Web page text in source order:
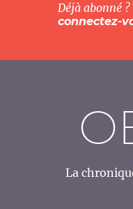
Déjà abonné ?
connectez-
La